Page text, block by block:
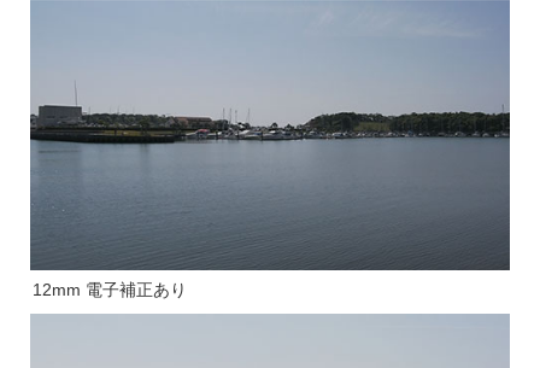
12mm 電子補正あり